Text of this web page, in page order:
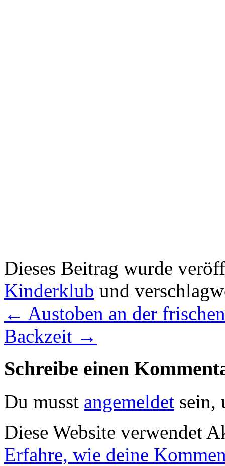
Dieses Beitrag wurde
Kinderklub und
← Austoben an der
Backzeit →
Schreibe einen
Du musst angemeldet sein,
Diese Website verwendet
Erfahre, wie deine